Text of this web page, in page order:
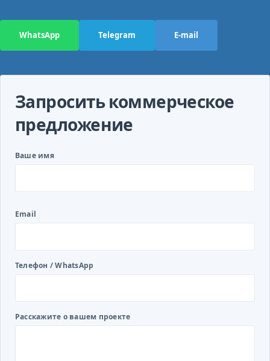
WhatsApp Telegram E-mail
Запросить коммерческое
предложение
Ваше имя
Email
Телефон / WhatsApp
Расскажите о вашем проекте